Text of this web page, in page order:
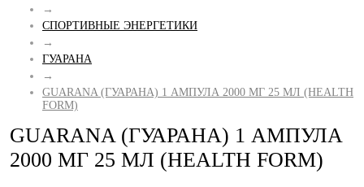
→
СПОРТИВНЫЕ ЭНЕРГЕТИКИ
→
ГУАРАНА
→
GUARANA (ГУАРАНА) 1 АМПУЛА 2000 МГ 25 МЛ (HEALTH
FORM)
GUARANA (ГУАРАНА) 1 АМПУЛА
2000 МГ 25 МЛ (HEALTH FORM)